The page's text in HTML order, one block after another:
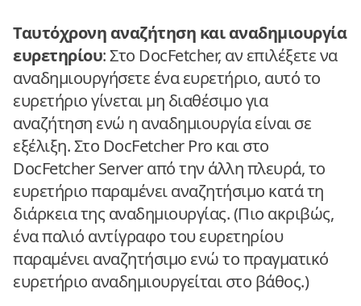
Ταυτόχρονη αναζήτηση και αναδημιουργία
ευρετηρίου: Στο DocFetcher, αν επιλέξετε να
αναδημιουργήσετε ένα ευρετήριο, αυτό το
ευρετήριο γίνεται μη διαθέσιμο για
αναζήτηση ενώ η αναδημιουργία είναι σε
εξέλιξη. Στο DocFetcher Pro και στο
DocFetcher Server από την άλλη πλευρά, το
ευρετήριο παραμένει αναζητήσιμο κατά τη
διάρκεια της αναδημιουργίας. (Πιο ακριβώς,
ένα παλιό αντίγραφο του ευρετηρίου
παραμένει αναζητήσιμο ενώ το πραγματικό
ευρετήριο αναδημιουργείται στο βάθος.)